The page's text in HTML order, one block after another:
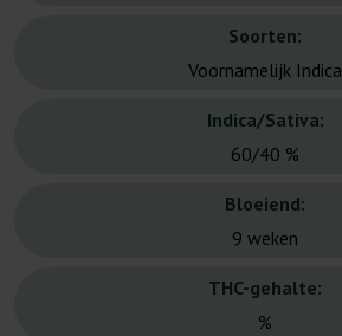
Soorten:
Voornamelijk Indica
Indica/Sativa:
60/40 %
Bloeiend:
9 weken
THC-gehalte:
%